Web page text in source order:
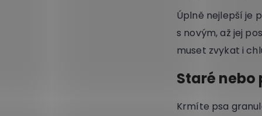
Úplně nejlepší je
s novým, až jej
muset zvykat i
Staré
Krmíte psa